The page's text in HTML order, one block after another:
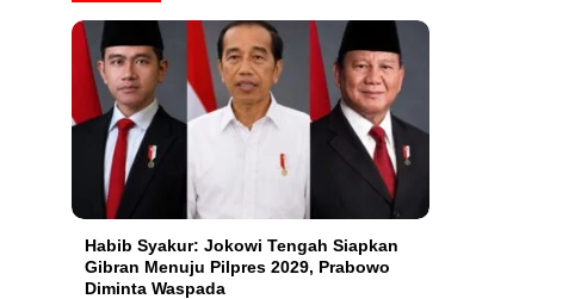
Habib Syakur: Jokowi Tengah Siapkan
Gibran Menuju Pilpres 2029, Prabowo
Diminta Waspada